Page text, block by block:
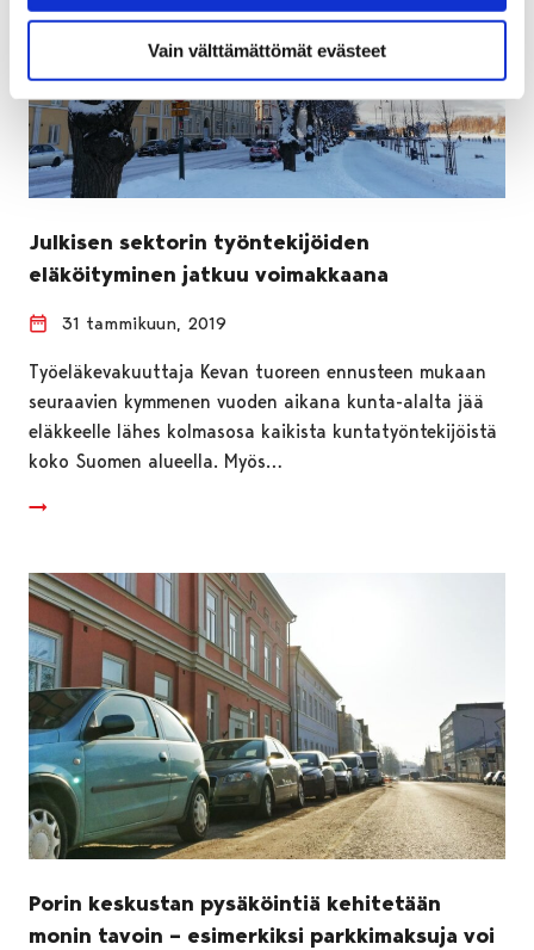
Vain välttämättömät evästeet
Julkisen sektorin työntekijöiden
eläköityminen jatkuu voimakkaana
31 tammikuun, 2019
Työeläkevakuuttaja Kevan tuoreen ennusteen mukaan
seuraavien kymmenen vuoden aikana kunta-alalta jää
eläkkeelle lähes kolmasosa kaikista kuntatyöntekijöistä
koko Suomen alueella. Myös…
Porin keskustan pysäköintiä kehitetään
monin tavoin – esimerkiksi parkkimaksuja voi